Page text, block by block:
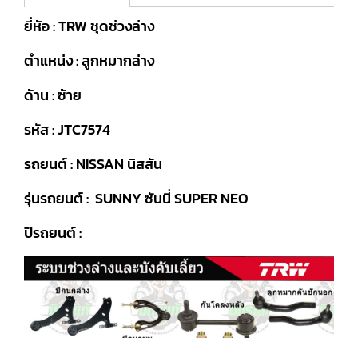
ยี่ห้อ : TRW ชุดช่วงล่าง
ตำแหน่ง : ลูกหมากล่าง
ด้าน : ซ้าย
รหัส : JTC7574
รถยนต์ : NISSAN นิสสัน
รุ่นรถยนต์ : SUNNY ซันนี่ SUPER NEO
ปีรถยนต์ :